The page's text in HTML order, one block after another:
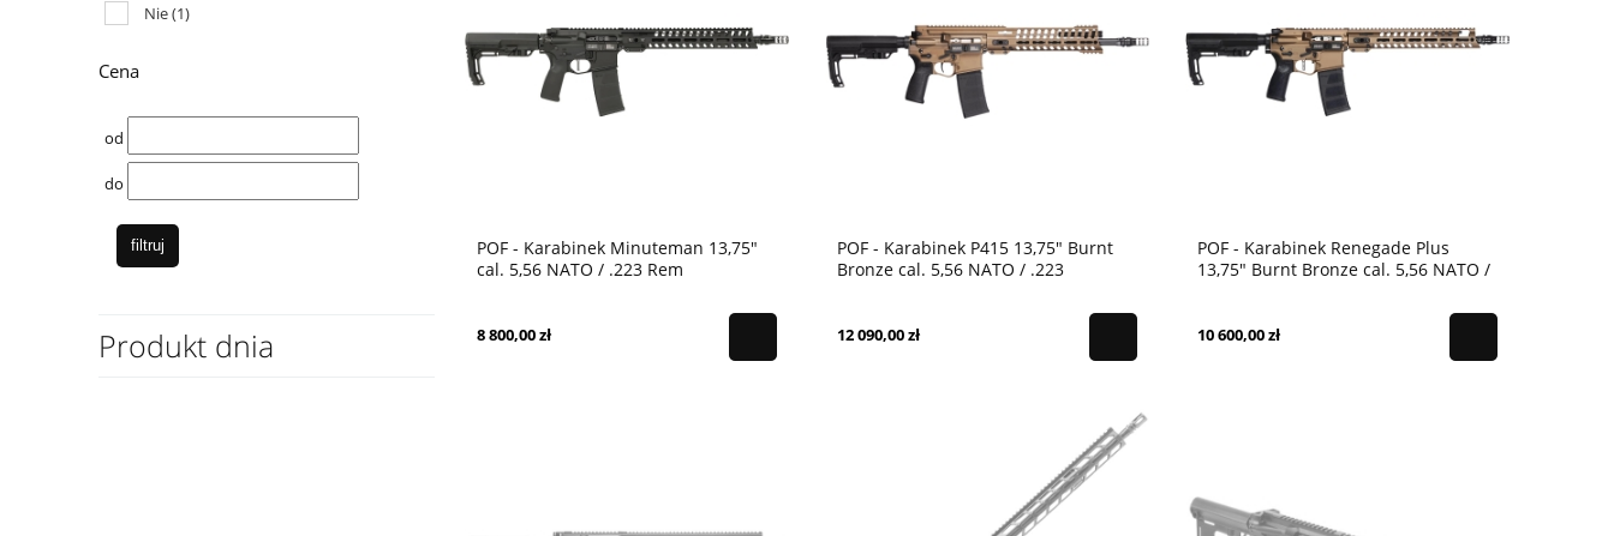
Nie(1)
Cena
od
do
filtruj
Produkt dnia
POF - Karabinek Minuteman 13,75"
cal. 5,56 NATO / .223 Rem
8 800,00 zł
POF - Karabinek P415 13,75" Burnt
Bronze cal. 5,56 NATO / .223
12 090,00 zł
POF - Karabinek Renegade Plus
13,75" Burnt Bronze cal. 5,56 NATO /
10 600,00 zł